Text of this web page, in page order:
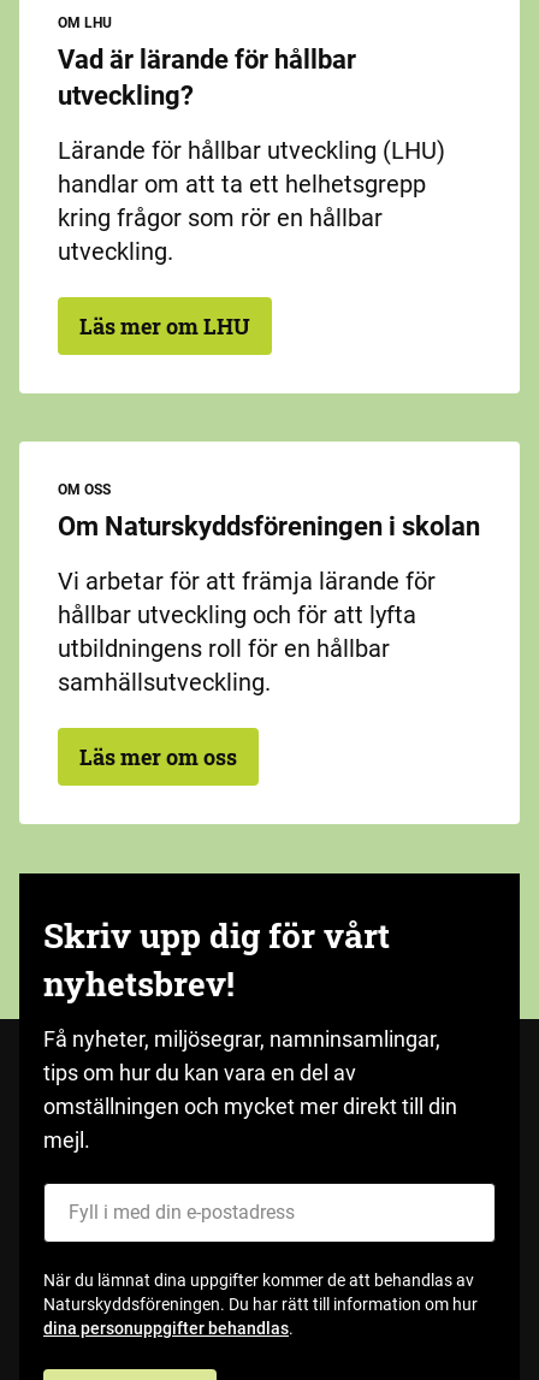
OM LHU
Vad är lärande för hållbar
utveckling?
Lärande för hållbar utveckling (LHU)
handlar om att ta ett helhetsgrepp
kring frågor som rör en hållbar
utveckling.
Läs mer om LHU
OM OSS
Om Naturskyddsföreningen i skolan
Vi arbetar för att främja lärande för
hållbar utveckling och för att lyfta
utbildningens roll för en hållbar
samhällsutveckling.
Läs mer om oss
Skriv upp dig för vårt
nyhetsbrev!
Få nyheter, miljösegrar, namninsamlingar,
tips om hur du kan vara en del av
omställningen och mycket mer direkt till din
mejl.
När du lämnat dina uppgifter kommer de att behandlas av
Naturskyddsföreningen. Du har rätt till information om hur
dina personuppgifter behandlas.